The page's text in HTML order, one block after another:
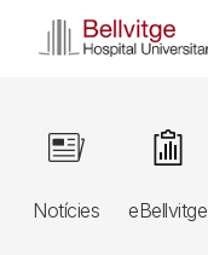
Navegació
principal
3r
Notícies
Image
eBellvitge
Image